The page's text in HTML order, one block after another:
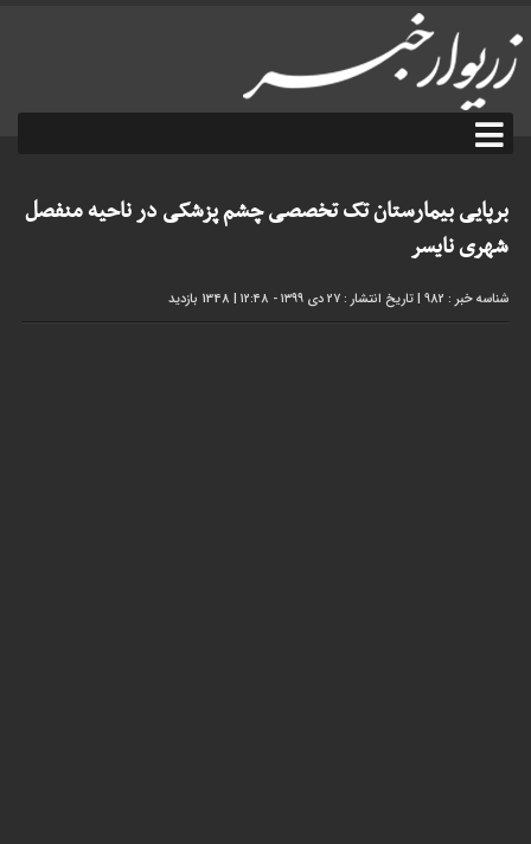
برپایی بیمارستان تک تخصصی چشم پزشکی در ناحیه منفصل
شهری نایسر
شناسه خبر : 982 |تاریخ انتشار : ۲۷ دی ۱۳۹۹ - ۱۲:۴۸ | 1348 بازدید